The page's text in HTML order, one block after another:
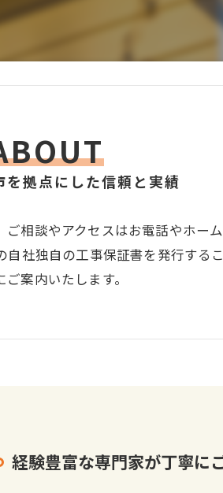
を拠点にした信頼と実績
相談やアクセスはお電話やホー
社独自の工事保証書を発行する
案内いたします。
経験豊富な専門家が丁寧に